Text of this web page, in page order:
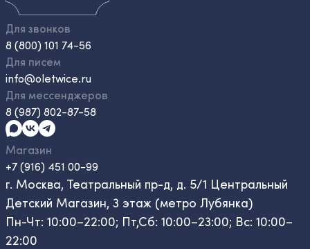
Для звонков
8 (800) 101 74-56
Для писем
info@oletwice.ru
Для мессенджеров
8 (987) 802-87-58
Магазин
+7 (916) 451 00-99
г. Москва, Театральный пр-д, д. 5/1 Центральный
Детский Магазин, 3 этаж (метро Лубянка)
Пн-Чт: 10:00–22:00; Пт,Сб: 10:00–23:00; Вс: 10:00–
22:00